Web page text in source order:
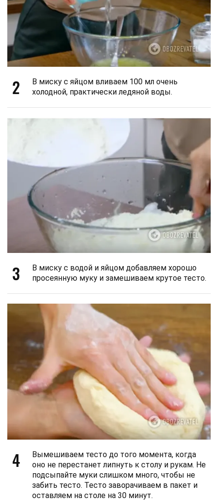
2
В миску с яйцом вливаем 100 мл очень
холодной, практически ледяной воды.
3
В миску с водой и яйцом добавляем хорошо
просеянную муку и замешиваем крутое тесто.
4
Вымешиваем тесто до того момента, когда
оно не перестанет липнуть к столу и рукам. Не
подсыпайте муки слишком много, чтобы не
забить тесто. Тесто заворачиваем в пакет и
оставляем на столе на 30 минут.